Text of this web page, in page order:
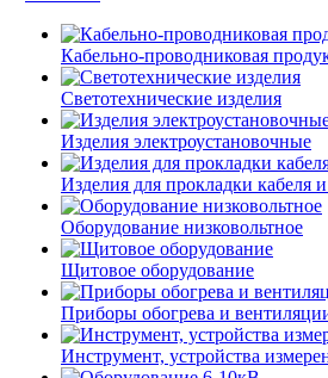
Кабельно-проводниковая
Светотехнические изделия
Изделия электроустановочные
Изделия для прокладки кабеля
Оборудование низковольтное
Щитовое оборудование
Приборы обогрева и
Инструмент, устройства